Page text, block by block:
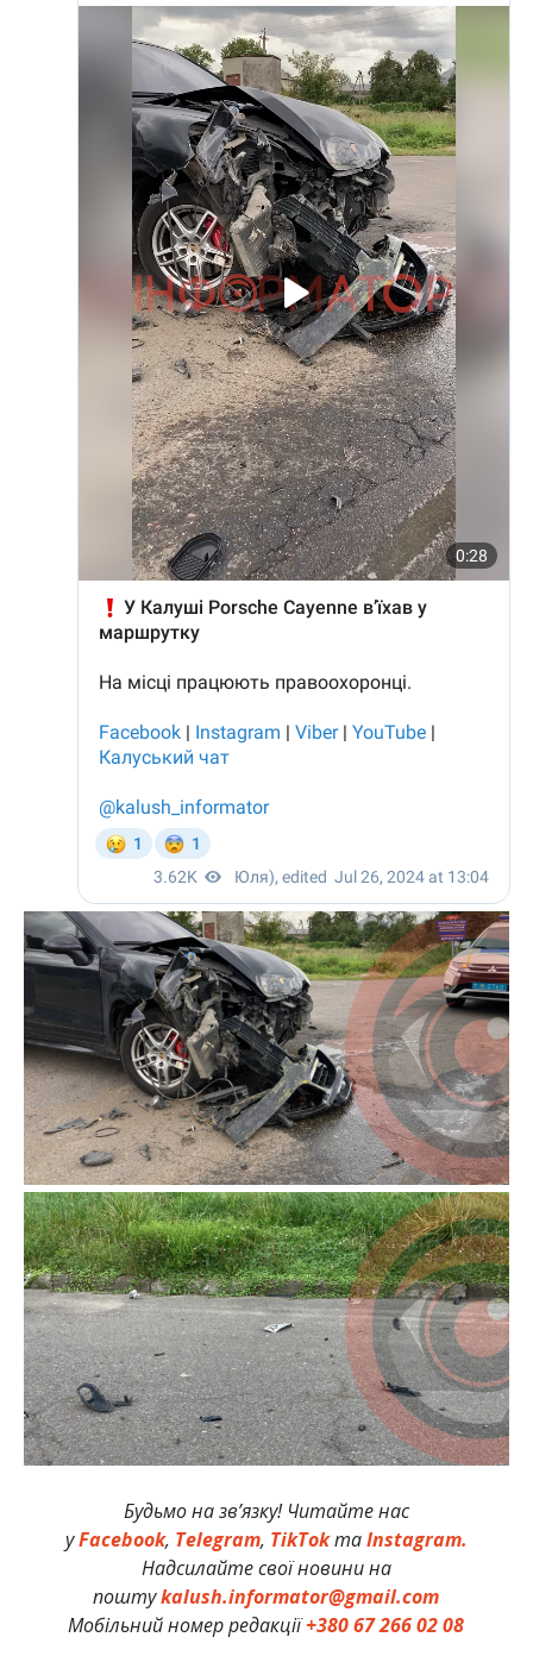
Будьмо на зв’язку! Читайте нас
уFacebook, Telegram, TikTokтаInstagram.
Надсилайте свої новини на
поштуkalush.informator@gmail.com
Мобільний номер редакції+380 67 266 02 08